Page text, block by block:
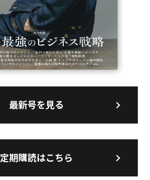
最新号を見る
定期購読はこちら